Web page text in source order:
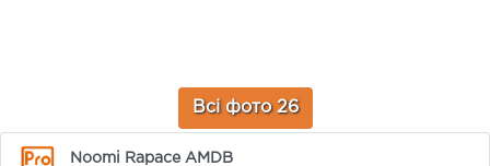
Всі фото 26
Noomi Rapace AMDB